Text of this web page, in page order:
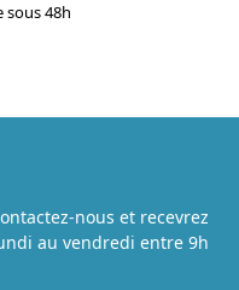
sous 48h
nous et recevrez
au vendredi entre 9h